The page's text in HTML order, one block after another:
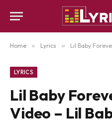
Home » Lyrics » Lil Baby Forever
LYRICS
Lil Baby
Video – Lil